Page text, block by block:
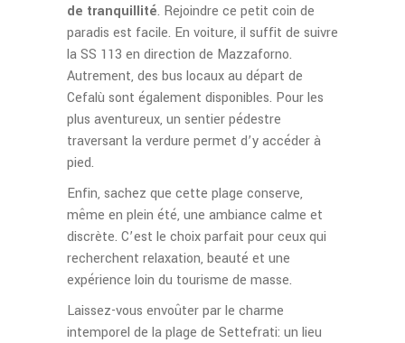
de tranquillité. Rejoindre ce petit coin de
paradis est facile. En voiture, il suffit de suivre
la SS 113 en direction de Mazzaforno.
Autrement, des bus locaux au départ de
Cefalù sont également disponibles. Pour les
plus aventureux, un sentier pédestre
traversant la verdure permet d’y accéder à
pied.
Enfin, sachez que cette plage conserve,
même en plein été, une ambiance calme et
discrète. C’est le choix parfait pour ceux qui
recherchent relaxation, beauté et une
expérience loin du tourisme de masse.
Laissez-vous envoûter par le charme
intemporel de la plage de Settefrati: un lieu